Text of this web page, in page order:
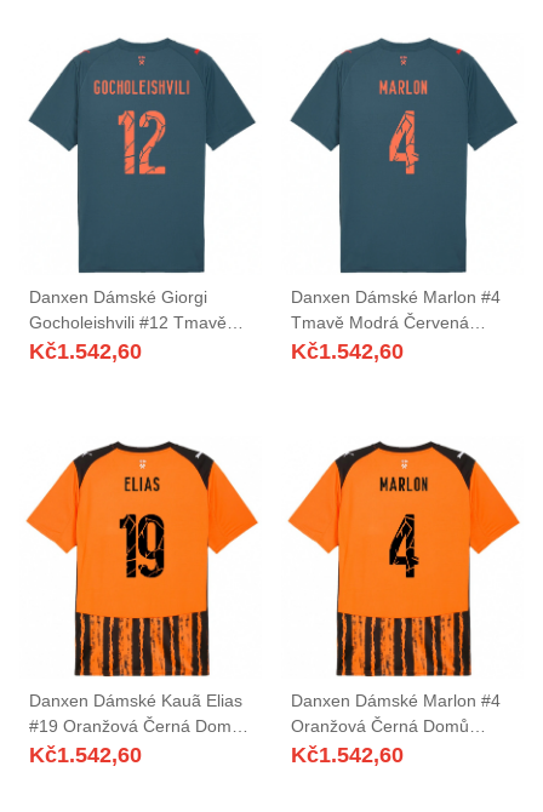
Danxen Dámské Giorgi
Gocholeishvili #12 Tmavě
Modrá Červená Daleko
Kč1.542,60
Danxen Dámské Marlon #4
Tmavě Modrá Červená
Daleko Hráčské Dresy
Kč1.542,60
Danxen Dámské Kauã Elias
#19 Oranžová Černá Domů
Hráčské Dresy 2025/26 Dres
Kč1.542,60
Danxen Dámské Marlon #4
Oranžová Černá Domů
Hráčské Dresy 2025/26 Dres
Kč1.542,60